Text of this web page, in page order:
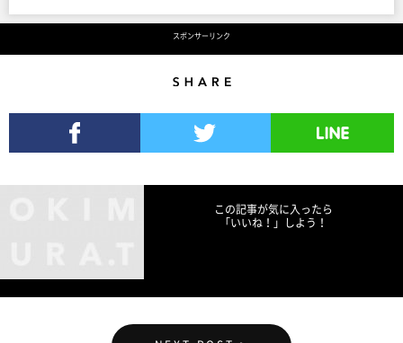
スポンサーリンク
この記事が気に入ったら
「いいね！」しよう！